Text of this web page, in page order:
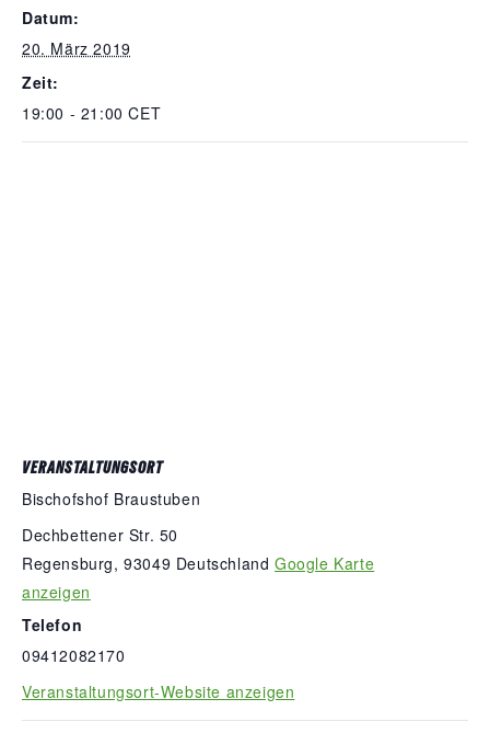
Datum:
20. März 2019
Zeit:
19:00 - 21:00CET
VERANSTALTUNGSORT
Bischofshof Braustuben
Dechbettener Str. 50
Regensburg, 93049 Deutschland Google Karte
anzeigen
Telefon
09412082170
Veranstaltungsort-Website anzeigen